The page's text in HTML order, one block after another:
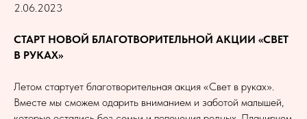
2.06.2023
СТАРТ НОВОЙ БЛАГОТВОРИТЕЛЬНОЙ АКЦИИ «СВЕТ
В РУКАХ»
Летом стартует благотворительная акция «Свет в руках».
Вместе мы сможем одарить вниманием и заботой малышей,